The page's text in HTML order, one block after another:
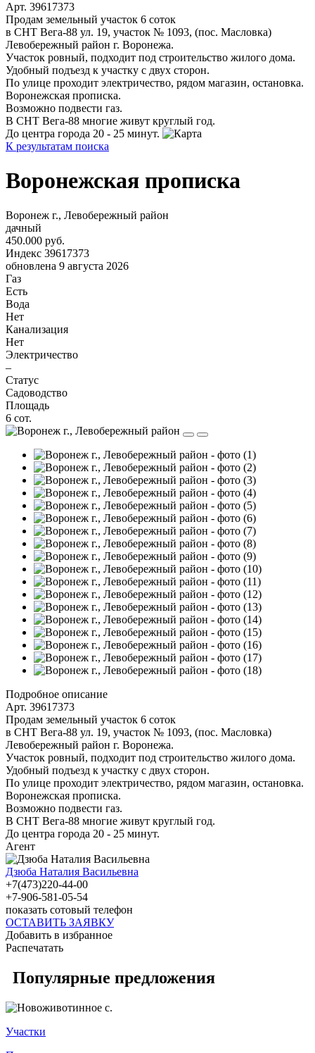
Арт. 39617373
Продам земельный участок 6 соток
в СНТ Вега-88 ул. 19, участок № 1093, (пос. Масловка)
Левобережный район г. Воронежа.
Участок ровный, подходит под строительство жилого дома.
Удобный подъезд к участку с двух сторон.
По улице проходит электричество, рядом магазин, остановка.
Воронежская прописка.
Возможно подвести газ.
В СНТ Вега-88 многие живут круглый год.
До центра города 20 - 25 минут.
К результатам поиска
Воронежская прописка
Воронеж г., Левобережный район
дачный
450.000 руб.
Индекс 39617373
обновлена 9 августа 2026
Газ
Есть
Вода
Нет
Канализация
Нет
Электричество
–
Статус
Садоводство
Площадь
6 сот.
Подробное описание
Арт. 39617373
Продам земельный участок 6 соток
в СНТ Вега-88 ул. 19, участок № 1093, (пос. Масловка)
Левобережный район г. Воронежа.
Участок ровный, подходит под строительство жилого дома.
Удобный подъезд к участку с двух сторон.
По улице проходит электричество, рядом магазин, остановка.
Воронежская прописка.
Возможно подвести газ.
В СНТ Вега-88 многие живут круглый год.
До центра города 20 - 25 минут.
Агент
Дзюба Наталия Васильевна
+7(473)220-44-00
+7-906-581-05-54
показать сотовый телефон
ОСТАВИТЬ ЗАЯВКУ
Добавить в избранное
Распечатать
Популярные предложения
Участки